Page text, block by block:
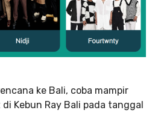
ke Bali, coba mampir
Kebun Ray Bali pada tanggal